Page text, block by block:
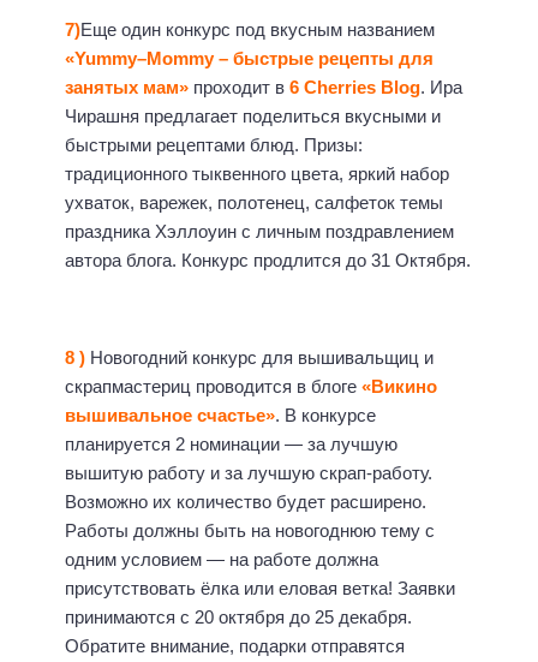
7)Еще один конкурс под вкусным названием
«Yummy–Mommy – быстрые рецепты для
занятых мам» проходит в 6 Cherries Blog. Ира
Чирашня предлагает поделиться вкусными и
быстрыми рецептами блюд. Призы:
традиционного тыквенного цвета, яркий набор
ухваток, варежек, полотенец, салфеток темы
праздника Хэллоуин с личным поздравлением
автора блога. Конкурс продлится до 31 Октября.
8 ) Новогодний конкурс для вышивальщиц и
скрапмастериц проводится в блоге «Викино
вышивальное счастье». В конкурсе
планируется 2 номинации — за лучшую
вышитую работу и за лучшую скрап-работу.
Возможно их количество будет расширено.
Работы должны быть на новогоднюю тему с
одним условием — на работе должна
присутствовать ёлка или еловая ветка! Заявки
принимаются с 20 октября до 25 декабря.
Обратите внимание, подарки отправятся